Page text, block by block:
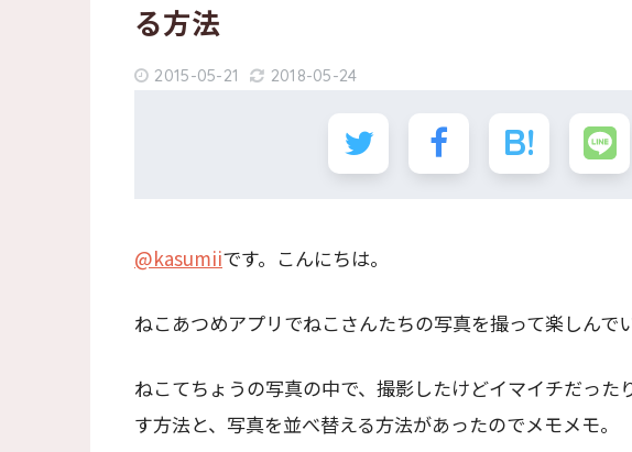
る方法
2015-05-21 2018-05-24
@kasumiiです。こんにちは。
ねこあつめアプリでねこさんたちの写真を撮って楽しんで
ねこてちょうの写真の中で、撮影したけどイマイチだった
す方法と、写真を並べ替える方法があったのでメモメモ。